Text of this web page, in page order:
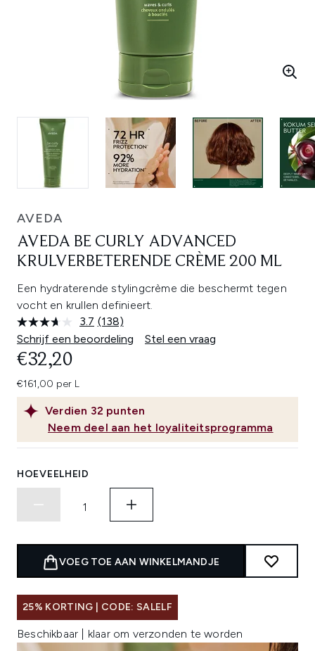
AVEDA
AVEDA BE CURLY ADVANCED
KRULVERBETERENDE CRÈME 200 ML
Een hydraterende stylingcrème die beschermt tegen
vocht en krullen definieert.
3.7 Lees
138
beoordelingen.
(138)
Schrijf een beoordeling
Stel een vraag
Verdien 32 punten
Neem deel aan het loyaliteitsprogramma
€32,20
€161,00 per L
HOEVEELHEID
VOEG TOE AAN WINKELMANDJE
25% KORTING | CODE: SALELF
Beschikbaar | klaar om verzonden te worden